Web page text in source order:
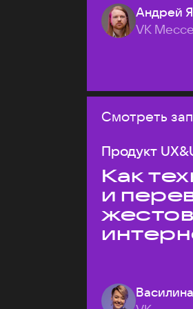
Андрей
VK
Смотреть
Продукт
Как
и